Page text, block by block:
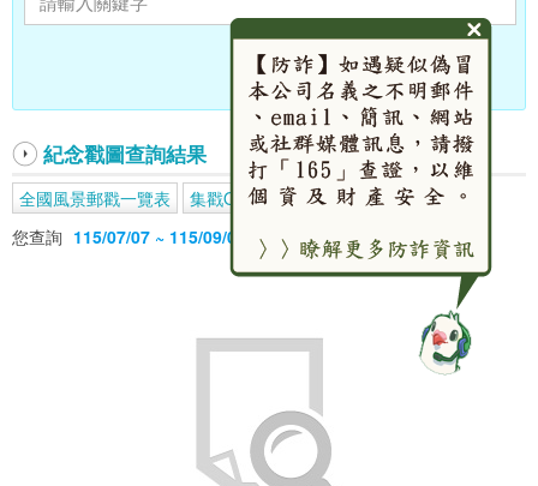
紀念戳圖查詢結果
全國風景郵戳一覽表
集戳Q&A
您查詢 115/07/07 ~ 115/09/07 的結果如下(共0筆)